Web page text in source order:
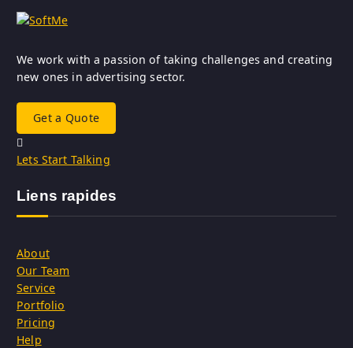
We work with a passion of taking challenges and creating
new ones in advertising sector.
Get a Quote
Lets Start Talking
Liens rapides
About
Our Team
Service
Portfolio
Pricing
Help